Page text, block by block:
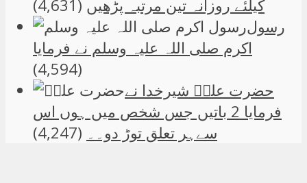
کیلئے روزانہ تین مرتبہ پڑھیں (4,631)
رسول
اکرم صلی اللہ علیہ وسلم نے فرمایا
(4,594)
حضرت علیؑ شیرخدا نے
فرمایا 2 باتیں جس شخص میں ہوں اس
سےہر تعلق توڑ دو۔۔ (4,247)